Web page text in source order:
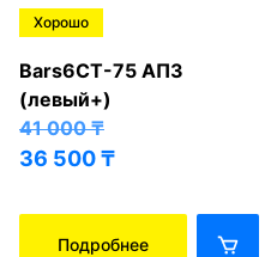
Хорошо
Bars6СТ-75 АПЗ
(левый+)
41 000₸
36 500₸
Подробнее